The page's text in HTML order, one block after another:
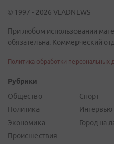
© 1997 - 2026 VLADNEWS
При любом использовании
обязательна. Коммерческий
Политика обработки персональных
Рубрики
Общество
Политика
Экономика
Происшествия
Спорт
Интервью
Город на